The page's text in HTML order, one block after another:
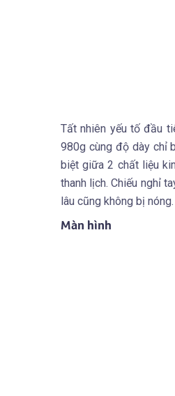
Tất nhiên yếu tố đầu
980g cùng độ dày chỉ
biệt giữa 2 chất liệu
thanh lịch. Chiếu nghỉ
lâu cũng không bị
Màn hình